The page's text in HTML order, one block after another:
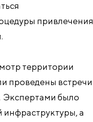
привлечения
территории
проведены встречи
Экспертами было
инфраструктуры, а